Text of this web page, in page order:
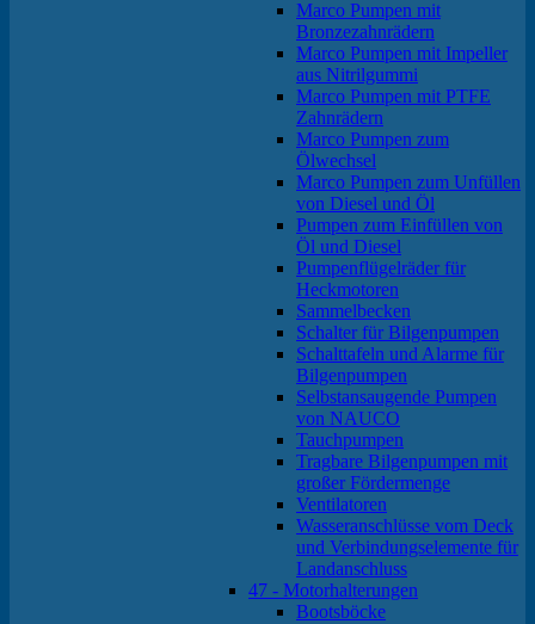
Marco Pumpen mit
Bronzezahnrädern
Marco Pumpen mit Impeller
aus Nitrilgummi
Marco Pumpen mit PTFE
Zahnrädern
Marco Pumpen zum
Ölwechsel
Marco Pumpen zum Unfüllen
von Diesel und Öl
Pumpen zum Einfüllen von
Öl und Diesel
Pumpenflügelräder für
Heckmotoren
Sammelbecken
Schalter für Bilgenpumpen
Schalttafeln und Alarme für
Bilgenpumpen
Selbstansaugende Pumpen
von NAUCO
Tauchpumpen
Tragbare Bilgenpumpen mit
großer Fördermenge
Ventilatoren
Wasseranschlüsse vom Deck
und Verbindungselemente für
Landanschluss
47 - Motorhalterungen
Bootsböcke